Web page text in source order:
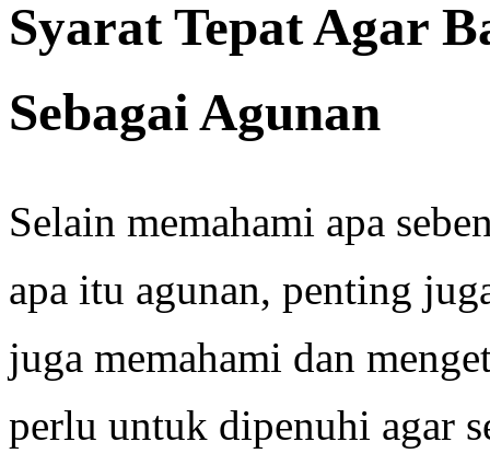
Syarat Tepat Agar
Sebagai Agunan
Selain memahami apa
apa itu agunan, penting
juga memahami dan
perlu untuk dipenuhi agar